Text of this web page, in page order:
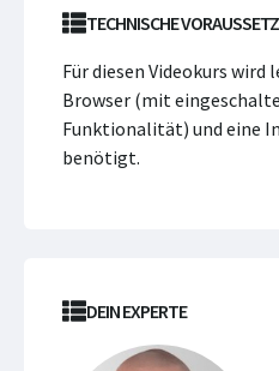
TECHNISCHE
Für diesen Videokurs
Browser (mit
Funktionalität) und eine
benötigt.
DEIN EXPERTE